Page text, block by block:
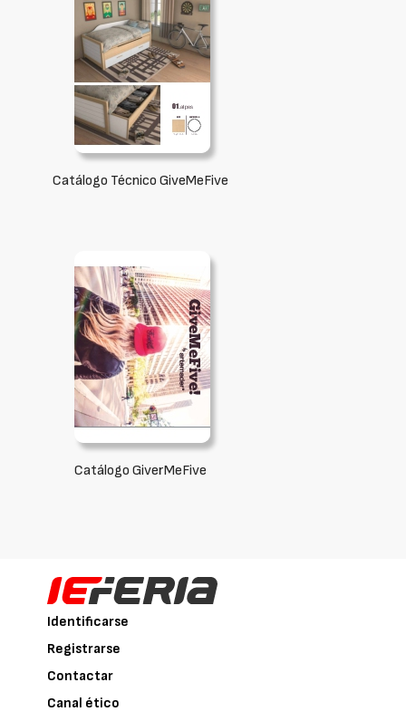
Catálogo Técnico GiveMeFive
Catálogo GiverMeFive
Identificarse
Registrarse
Contactar
Canal ético